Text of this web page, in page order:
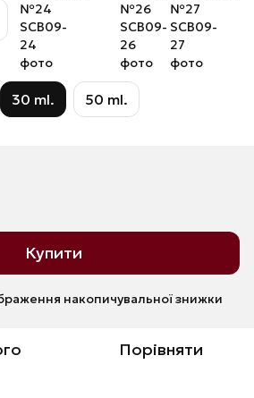
30 ml. 50 ml.
Купити
накопичувальної знижки
Порівняти